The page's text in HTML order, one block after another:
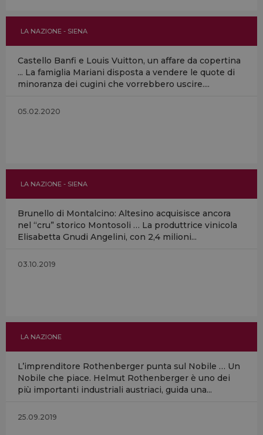
LA NAZIONE - SIENA
Castello Banfi e Louis Vuitton, un affare da copertina
... La famiglia Mariani disposta a vendere le quote di
minoranza dei cugini che vorrebbero uscire....
05.02.2020
LA NAZIONE - SIENA
Brunello di Montalcino: Altesino acquisisce ancora
nel “cru” storico Montosoli … La produttrice vinicola
Elisabetta Gnudi Angelini, con 2,4 milioni...
03.10.2019
LA NAZIONE
L’imprenditore Rothenberger punta sul Nobile … Un
Nobile che piace. Helmut Rothenberger è uno dei
più importanti industriali austriaci, guida una...
25.09.2019